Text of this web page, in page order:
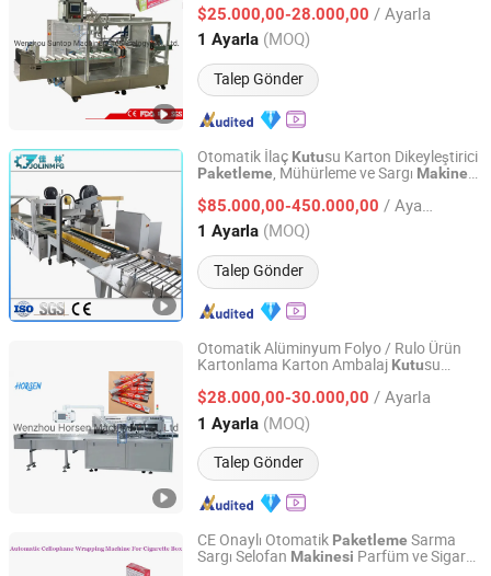
$25.000,00-28.000,00 / Ayarla
1 Ayarla (MOQ)
Talep Gönder
Zhejiang, China Fiyat 2011
Otomatik İlaç Kutusu Karton Dikeyleştirici
Paketleme, Mühürleme ve Sargı Makinesi
$85.000,00-450.000,00 / Ayarla
1 Ayarla (MOQ)
Talep Gönder
Dalian Jialin Machine Manufacture Co., Ltd
Liaoning, China Fiyat 2023
Otomatik Alüminyum Folyo / Rulo Ürün
Kartonlama Karton Ambalaj Kutusu
Üretim Hattı için
$28.000,00-30.000,00 / Ayarla
1 Ayarla (MOQ)
Talep Gönder
Wenzhou Horsen Machinery Co., Ltd
Zhejiang, China Fiyat 2022
CE Onaylı Otomatik Paketleme Sarma
Sargı Selofan Makinesi Parfüm ve Sigara
Zhejiang Jiedu Intelligent Machinery Technology Co.,Ltd